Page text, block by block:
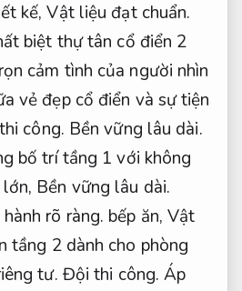
kế,Vật liệu đạt chuẩn.
biệt thự tân cổ điển 2
cảm tình của người nhìn
vẻ đẹp cổ điển và sự tiện
công. Bền vững lâu dài.
bố trí tầng 1 với không
Bền vững lâu dài.
rõ ràng. bếp ăn, Vật
tầng 2 dành cho phòng
tư. Đội thi công. Áp